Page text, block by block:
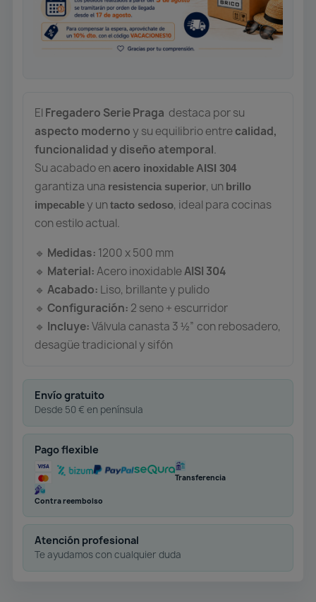
El Fregadero Serie Praga destaca por su
aspecto modernoy su equilibrio entrecalidad,
funcionalidad y diseño atemporal.
Su acabado en acero inoxidable AISI 304
garantiza una resistencia superior, un brillo
impecabley un tacto sedoso, ideal para cocinas
con estilo actual.
🔹 Medidas: 1200 x 500 mm
🔹 Material:Acero inoxidableAISI 304
🔹 Acabado: Liso, brillante y pulido
🔹 Configuración: 2 seno + escurridor
🔹 Incluye:Válvula canasta 3 ½” con rebosadero,
desagüe tradicional y sifón
Envío gratuito
Desde 50 € en península
Pago flexible
Transferencia
Contra reembolso
Atención profesional
Te ayudamos con cualquier duda